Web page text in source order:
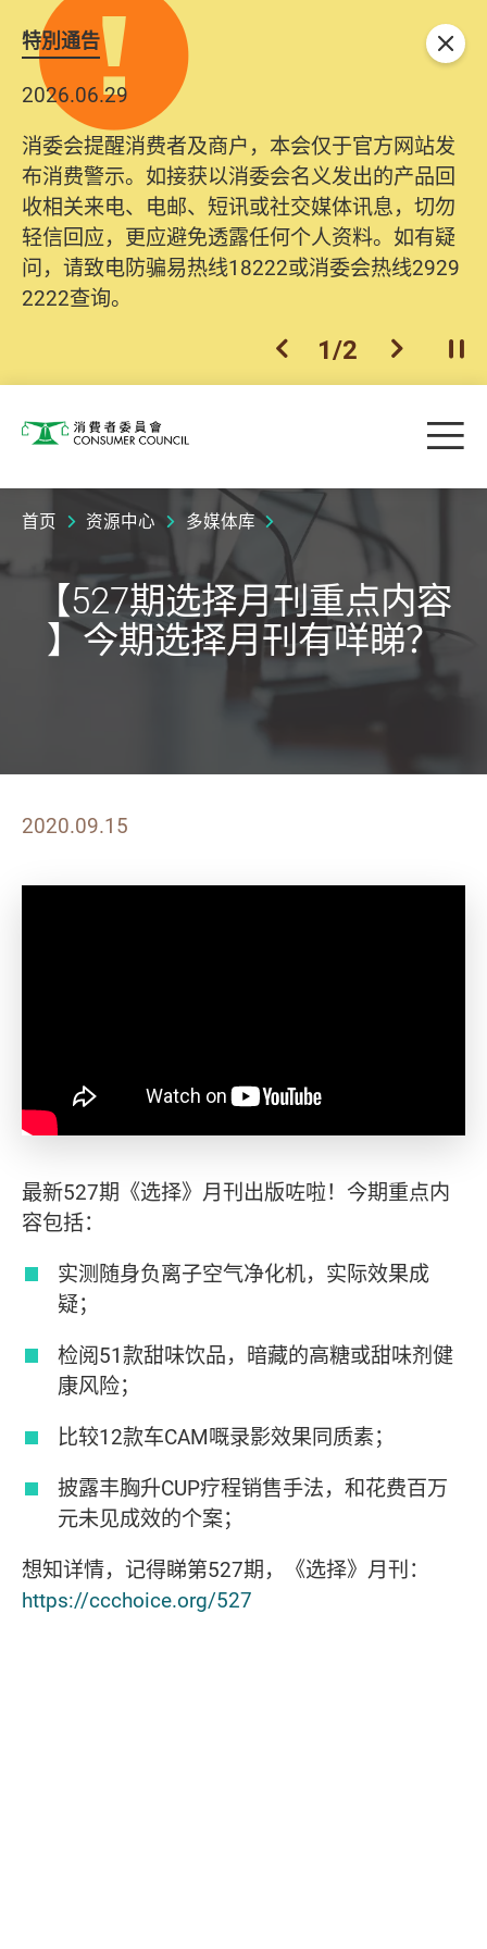
特別通告
2026.06.29
消委会提醒消费者及商户，本会仅于官方网站发
布消费警示。如接获以消委会名义发出的产品回
收相关来电、电邮、短讯或社交媒体讯息，切勿
轻信回应，更应避免透露任何个人资料。如有疑
问，请致电防骗易热线18222或消委会热线2929
2222查询。
上一个
1/2 下一个开
关闭
消费者委员会 目
首页 资源中心 多媒体库
【527期选择月刊重点内容
】今期选择月刊有咩睇？
2020.09.15
最新527期《选择》月刊出版咗啦！今期重点内
容包括：
实测随身负离子空气净化机，实际效果成
疑；
检阅51款甜味饮品，暗藏的高糖或甜味剂健
康风险；
比较12款车CAM嘅录影效果同质素；
披露丰胸升CUP疗程销售手法，和花费百万
元未见成效的个案；
想知详情，记得睇第527期，《选择》月刊：
https://ccchoice.org/527